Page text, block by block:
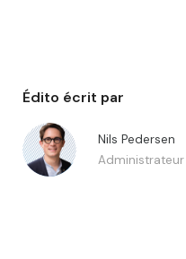
Édito écrit par
Nils Pedersen